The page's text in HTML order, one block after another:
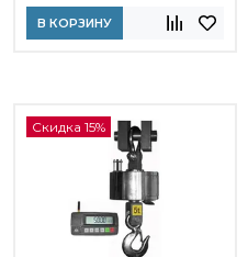
В КОРЗИНУ
Скидка 15%